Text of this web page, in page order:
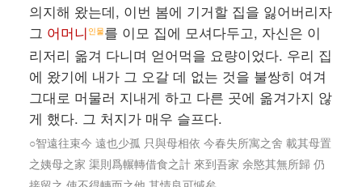
의지해 왔는데, 이번 봄에 기거할 집을 잃어버리자
그 어머니 인물를 이모 집에 모셔다두고, 자신은 이
리저리 옮겨 다니며 얻어먹을 요량이었다. 우리 집
에 왔기에 내가 그 오갈 데 없는 것을 불쌍히 여겨
그대로 머물러 지내게 하고 다른 곳에 옮겨가지 않
게 했다. 그 처지가 매우 슬프다.
○智遠往束今 遠也少孤 只與母相依 今春失所寓之舍 載其母置
之姨母之家 渠則爲輾轉借食之計 來到吾家 余愍其無所歸 仍